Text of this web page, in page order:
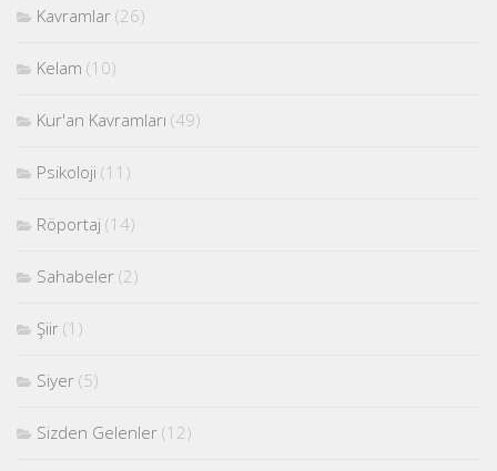
Kavramlar (26)
Kelam (10)
Kur'an Kavramları (49)
Psikoloji (11)
Röportaj (14)
Sahabeler (2)
Şiir (1)
Siyer (5)
Sizden Gelenler (12)